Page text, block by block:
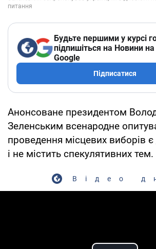
Будьте першими у курсі
підпишіться на Новини на
Google
Підписатися
Анонсоване президентом
Зеленським всенародне
проведення місцевих виборів
і не містить спекулятивних тем.
Відео